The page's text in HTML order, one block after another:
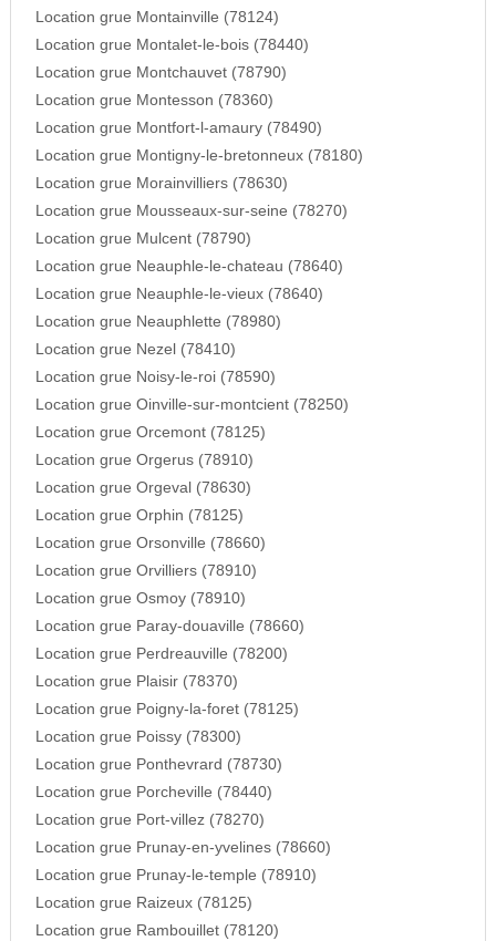
Location grue Montainville (78124)
Location grue Montalet-le-bois (78440)
Location grue Montchauvet (78790)
Location grue Montesson (78360)
Location grue Montfort-l-amaury (78490)
Location grue Montigny-le-bretonneux (78180)
Location grue Morainvilliers (78630)
Location grue Mousseaux-sur-seine (78270)
Location grue Mulcent (78790)
Location grue Neauphle-le-chateau (78640)
Location grue Neauphle-le-vieux (78640)
Location grue Neauphlette (78980)
Location grue Nezel (78410)
Location grue Noisy-le-roi (78590)
Location grue Oinville-sur-montcient (78250)
Location grue Orcemont (78125)
Location grue Orgerus (78910)
Location grue Orgeval (78630)
Location grue Orphin (78125)
Location grue Orsonville (78660)
Location grue Orvilliers (78910)
Location grue Osmoy (78910)
Location grue Paray-douaville (78660)
Location grue Perdreauville (78200)
Location grue Plaisir (78370)
Location grue Poigny-la-foret (78125)
Location grue Poissy (78300)
Location grue Ponthevrard (78730)
Location grue Porcheville (78440)
Location grue Port-villez (78270)
Location grue Prunay-en-yvelines (78660)
Location grue Prunay-le-temple (78910)
Location grue Raizeux (78125)
Location grue Rambouillet (78120)